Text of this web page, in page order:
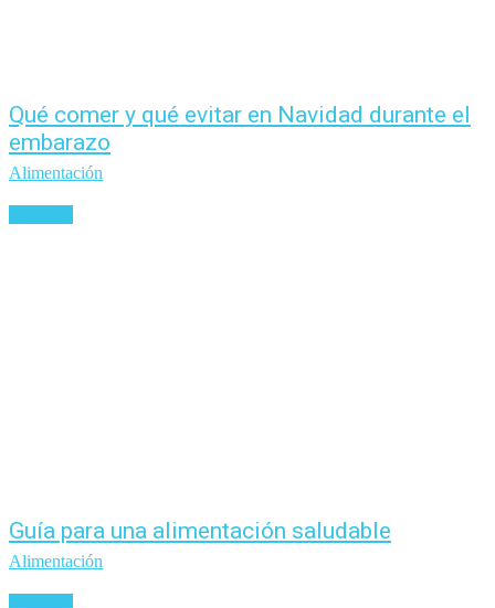
Qué comer y qué evitar en Navidad durante el
embarazo
Alimentación
Guía para una alimentación saludable
Alimentación